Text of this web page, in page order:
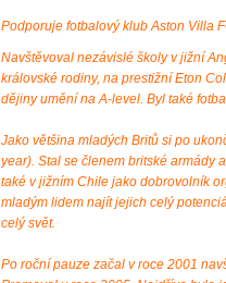
Podporuje fotbalový klub Aston Villa
Navštěvoval nezávislé školy v jižní
královské rodiny, na prestižní Eton
dějiny umění na A-level. Byl také
Jako většina mladých Britů si po
year). Stal se členem britské armády
také v jižním Chile jako dobrovolník
mladým lidem najít jejich celý
celý svět.
Po roční pauze začal v roce 2001